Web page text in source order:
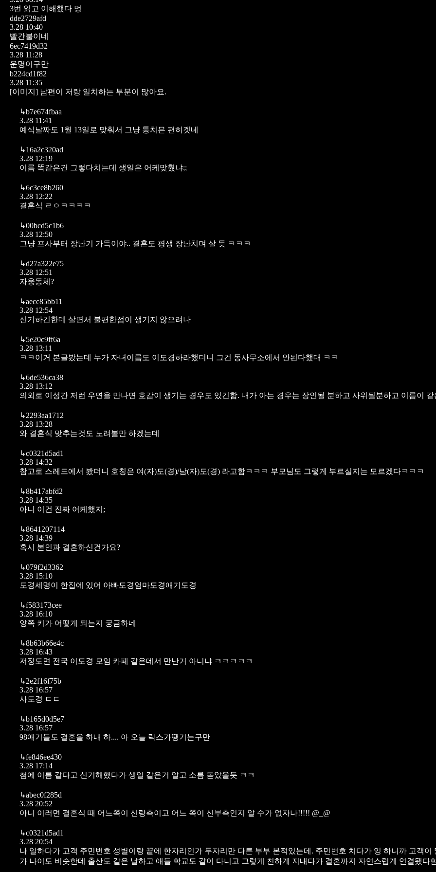
3번 읽고 이해했다 멍
dde2729afd
3.28 10:40
빨간불이네
6ec7419d32
3.28 11:28
운명이구만
b224cd1f82
3.28 11:35
[이미지] 남편이 저랑 일치하는 부분이 많아요.
↳b7e674fbaa
3.28 11:41
예식날짜도 1월 13일로 맞춰서 그냥 퉁치믄 편히겟네
↳16a2c320ad
3.28 12:19
이름 똑같은건 그렇다치는데 생일은 어케맞췄냐;;
↳6c3ce8b260
3.28 12:22
결혼식 ㄹㅇㅋㅋㅋㅋ
↳00bcd5c1b6
3.28 12:50
그냥 프사부터 장난기 가득이야.. 결혼도 평생 장난치며 살 듯 ㅋㅋㅋ
↳d27a322e75
3.28 12:51
자웅동체?
↳aecc85bb11
3.28 12:54
신기하긴한데 살면서 불편한점이 생기지 않으려나
↳5e20c9ff6a
3.28 13:11
ㅋㅋ이거 본글봤는데 누가 자녀이름도 이도경하라했더니 그건 동사무소에서 안된다했대 ㅋㅋ
↳6de536ca38
3.28 13:12
의외로 이성간 저런 우연을 만나면 호감이 생기는 경우도 있긴함. 내가 아는 경우는 장인될 분하고 사위될분하고 이름이 같
↳2293aa1712
3.28 13:28
와 결혼식 맞추는것도 노려볼만 하겠는데
↳c0321d5ad1
3.28 14:32
참고로 스레드에서 봤더니 호칭은 여(자)도(경)/남(자)도(경) 라고함ㅋㅋㅋ 부모님도 그렇게 부르실지는 모르겠다ㅋㅋㅋ
↳8b417abfd2
3.28 14:35
아니 이건 진짜 어케했지;
↳8641207114
3.28 14:39
혹시 본인과 결혼하신건가요?
↳079f2d3362
3.28 15:10
도경세명이 한집에 있어 아빠도경엄마도경애기도경
↳f583173cee
3.28 16:10
양쪽 키가 어떻게 되는지 궁금하네
↳8b63b66e4c
3.28 16:43
저정도면 전국 이도경 모임 카페 같은데서 만난거 아니냐 ㅋㅋㅋㅋㅋ
↳2e2f16f75b
3.28 16:57
사도경 ㄷㄷ
↳b165d0d5e7
3.28 16:57
98애기들도 결혼을 하내 하.... 아 오늘 락스가땡기는구만
↳fe846ee430
3.28 17:14
첨에 이름 같다고 신기해했다가 생일 같은거 알고 소름 돋았을듯 ㅋㅋ
↳abec0f285d
3.28 20:52
아니 이러면 결혼식 때 어느쪽이 신랑측이고 어느 쪽이 신부측인지 알 수가 없자나!!!!! @_@
↳c0321d5ad1
3.28 20:54
나 일하다가 고객 주민번호 성별이랑 끝에 한자리인가 두자리만 다른 부부 본적있는데. 주민번호 치다가 잉 하니까 고객
가 나이도 비슷한데 출산도 같은 날하고 애들 학교도 같이 다니고 그렇게 친하게 지내다가 결혼까지 자연스럽게 연결됐다